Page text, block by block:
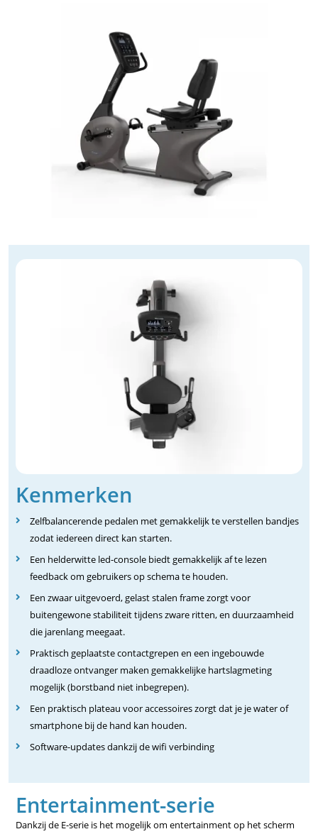
Kenmerken
Zelfbalancerende pedalen met gemakkelijk te verstellen bandjes
zodat iedereen direct kan starten.
Een helderwitte led-console biedt gemakkelijk af te lezen
feedback om gebruikers op schema te houden.
Een zwaar uitgevoerd, gelast stalen frame zorgt voor
buitengewone stabiliteit tijdens zware ritten, en duurzaamheid
die jarenlang meegaat.
Praktisch geplaatste contactgrepen en een ingebouwde
draadloze ontvanger maken gemakkelijke hartslagmeting
mogelijk (borstband niet inbegrepen).
Een praktisch plateau voor accessoires zorgt dat je je water of
smartphone bij de hand kan houden.
Software-updates dankzij de wifi verbinding
Entertainment-serie
Dankzij de E-serie is het mogelijk om entertainment op het scherm